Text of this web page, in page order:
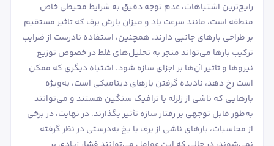
رایج‌ترین اشتباهات، عدم توجه دقیق به شرایط محیطی خاص
منطقه است، مانند سرعت باد و میزان بارش برف که تاثیر مستقیم
بر طراحی بارهای جانبی دارند. همچنین، استفاده نادرست از ضرایب
ترکیب بارها می‌تواند منجر به تحلیل‌های غلط در خصوص توزیع
نیروها و تاثیر آن‌ها بر اجزای سازه شود. اشتباه دیگری که ممکن
است رخ دهد، نادیده گرفتن بارهای دینامیکی است، به‌ویژه
بارهایی که ناشی از زلزله یا ترافیک سنگین هستند و می‌توانند
به‌طور قابل توجهی بر رفتار سازه تأثیر بگذارند. در نهایت، در برخی
از محاسبات، بارهای ناشی از برف یا یخ به‌درستی در نظر گرفته